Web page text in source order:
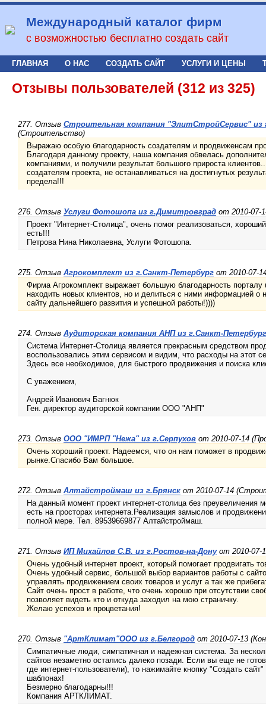
Международный каталог фирм
с возможностью бесплатно создать сайт
ГЛАВНАЯ О НАС СОЗДАТЬ САЙТ УСЛУГИ И ЦЕНЫ
Отзывы пользователей (312 из 325)
277. Отзыв Строительная компания "ЭлитСтройСервис" из
(Строительство)
Выражаю особую благодарность создателям и продвиженсам
Благодаря данному проекту, наша компания обвелась
компаниями, и получили результат большого прироста
создателям проекта, не останавливаться на достигнутых
предела!!!
276. Отзыв Услуги Фотошопа из г.Димитровград от 2010-07-
Проект "Интернет-Столица", очень помог реализоваться,
есть!!!
Петрова Нина Николаевна, Услуги Фотошопа.
275. Отзыв Агрокомплект из г.Санкт-Петербург от 2010-07-
Фирма Агрокомплект выражает большую благодарность
находить новых клиентов, но и делиться с ними информацией о
сайту дальнейшего развития и успешной работы!))))
274. Отзыв Аудиторская компания АНП из г.Санкт-Петербург
Система Интернет-Столица является прекрасным средством
воспользовались этим сервисом и видим, что расходы на этот
Здесь все необходимое, для быстрого продвижения и поиска
С уважением,
Андрей Иванович Багнюк
Ген. директор аудиторской компании ООО "АНП"
273. Отзыв ООО "ИМРП "Нежа" из г.Серпухов от 2010-07-14
Очень хороший проект. Надеемся, что он нам поможет в
рынке.Спасибо Вам большое.
272. Отзыв Алтайстроймаш из г.Брянск от 2010-07-14
На данный момент проект интернет-столица без преувеличения
есть на просторах интернета.Реализация замыслов и
полной мере. Тел. 89539669877 Алтайстроймаш.
271. Отзыв ИП Михайлов С.В. из г.Ростов-на-Донуот 2010-07-
Очень удобный интернет проект, который помогает продвигать
Очень удобный сервис, большой выбор вариантов работы с
управлять продвижением своих товаров и услуг а так же
Сайт очень прост в работе, что очень хорошо при отсутствии
позволяет видеть кто и откуда заходил на мою страничку.
Желаю успехов и процветания!
270. Отзыв "АртКлимат"ООО из г.Белгород от 2010-07-13
Симпатичные люди, симпатичная и надежная система. За
сайтов незаметно остались далеко позади. Если вы еще не
где интернет-пользователи), то нажимайте кнопку "Создать
шаблонах!
Безмерно благодарны!!!
Компания АРТКЛИМАТ.